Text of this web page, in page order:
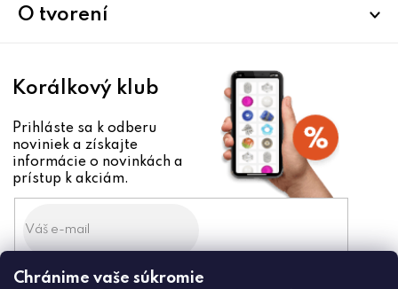
Chránime vaše súkromie
O tvorení
Korálkový klub
Prihláste sa k odberu
noviniek a získajte
informácie o novinkách a
prístup k akciám.
Odoslaním súhlasíte zo